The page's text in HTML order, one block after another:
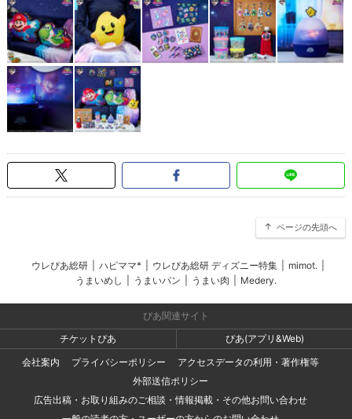
ページの先頭へ
ウレぴあ総研 ハピママ* ウレぴあ総研 ディズニー特集 mimot.
うまいめし
うまいパン うまい肉 Medery.
ぴあ関連サイト
チケットぴあ
ぴあ(アプリ&Web)
会社案内
プライバシーポリシー
アクセスデータの利用・著作権等
外部送信ポリシー
広告出稿・お取り組みのご相談・情報掲載・その他お問い合わせ